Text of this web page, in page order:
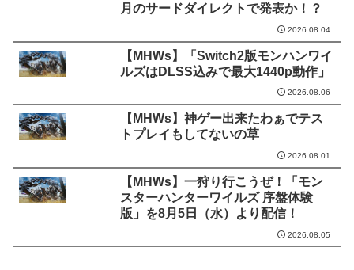
月のサードダイレクトで発表か！？
2026.08.04
【MHWs】「Switch2版モンハンワイ
ルズはDLSS込みで最大1440p動作」
2026.08.06
【MHWs】神ゲー出来たわぁでテス
トプレイもしてないの草
2026.08.01
【MHWs】一狩り行こうぜ！「モン
スターハンターワイルズ 序盤体験
版」を8月5日（水）より配信！
2026.08.05